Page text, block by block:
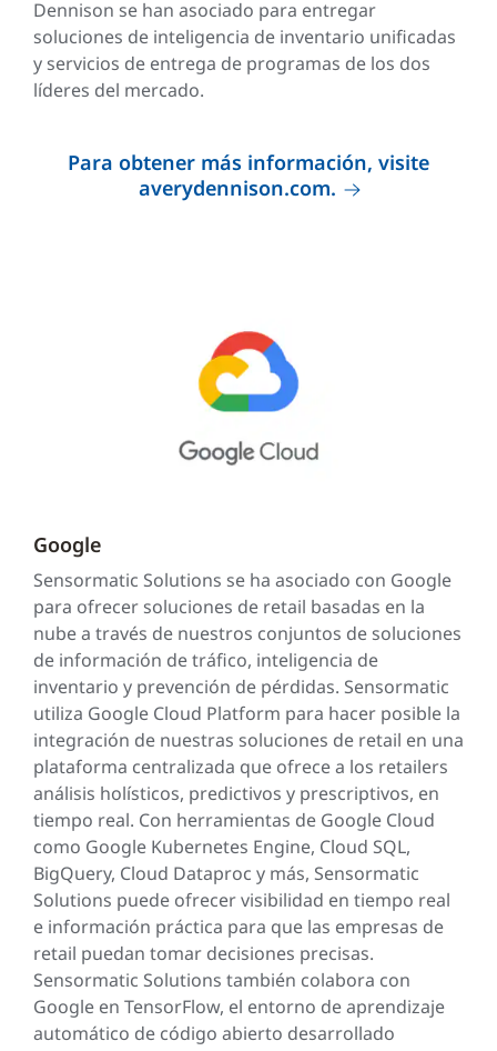
Dennison se han asociado para entregar
soluciones de inteligencia de inventario unificadas
y servicios de entrega de programas de los dos
líderes del mercado.
Para obtener más información, visite
averydennison.com.
Google
Sensormatic Solutions se ha asociado con Google
para ofrecer soluciones de retail basadas en la
nube a través de nuestros conjuntos de soluciones
de información de tráfico, inteligencia de
inventario y prevención de pérdidas. Sensormatic
utiliza Google Cloud Platform para hacer posible la
integración de nuestras soluciones de retail en una
plataforma centralizada que ofrece a los retailers
análisis holísticos, predictivos y prescriptivos, en
tiempo real. Con herramientas de Google Cloud
como Google Kubernetes Engine, Cloud SQL,
BigQuery, Cloud Dataproc y más, Sensormatic
Solutions puede ofrecer visibilidad en tiempo real
e información práctica para que las empresas de
retail puedan tomar decisiones precisas.
Sensormatic Solutions también colabora con
Google en TensorFlow, el entorno de aprendizaje
automático de código abierto desarrollado